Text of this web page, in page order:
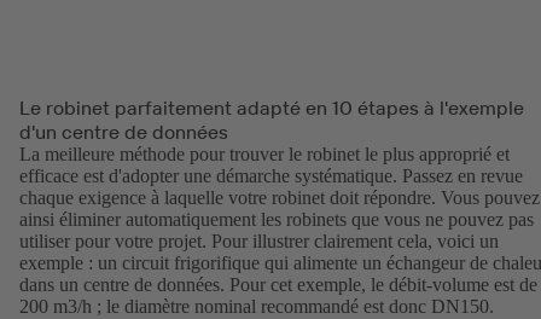
Le robinet parfaitement adapté en 10 étapes à l'exemple
d'un centre de données
La meilleure méthode pour trouver le robinet le plus approprié et
efficace est d'adopter une démarche systématique. Passez en revue
chaque exigence à laquelle votre robinet doit répondre. Vous pouvez
ainsi éliminer automatiquement les robinets que vous ne pouvez pas
utiliser pour votre projet. Pour illustrer clairement cela, voici un
exemple : un circuit frigorifique qui alimente un échangeur de
dans un centre de données. Pour cet exemple, le débit-volume est de
200 m3/h ; le diamètre nominal recommandé est donc DN150.